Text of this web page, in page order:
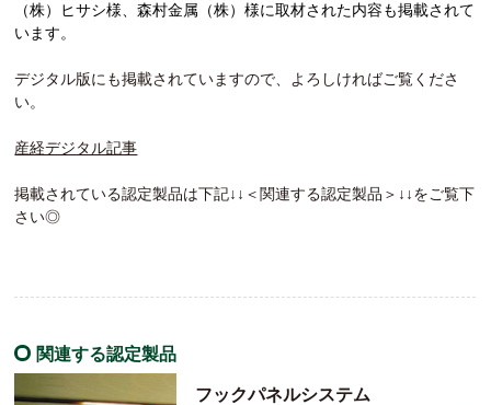
（株）ヒサシ様、森村金属（株）様に取材された内容も掲載されて
います。
デジタル版にも掲載されていますので、よろしければご覧くださ
い。
産経デジタル記事
掲載されている認定製品は下記↓↓＜関連する認定製品＞↓↓をご覧下
さい◎
関連する認定製品
フックパネルシステム